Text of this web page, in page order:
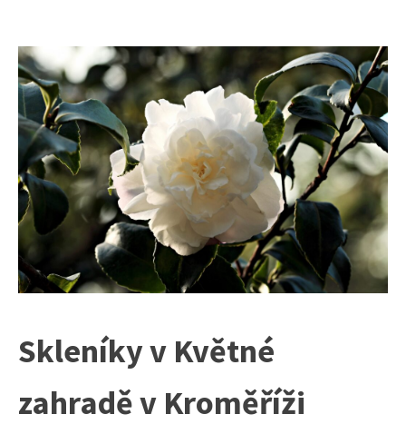
Skleníky v Květné
zahradě v Kroměříži